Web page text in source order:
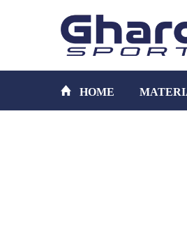
HOME